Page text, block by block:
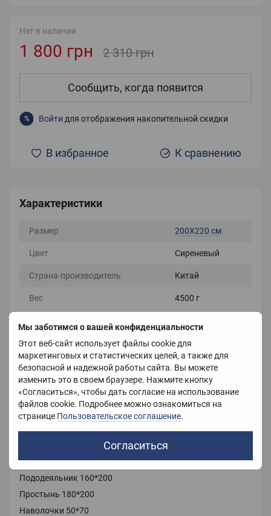
Мы заботимся о вашей конфиденциальности
Этот веб-сайт использует файлы cookie для
маркетинговых и статистических целей, а также для
безопасной и надежной работы сайта. Вы можете
изменить это в своем браузере. Нажмите кнопку
«Согласиться», чтобы дать согласие на использование
файлов cookie. Подробнее можно ознакомиться на
странице Пользовательское соглашение.
Согласиться
Нет в наличии
1 800 грн 2 310 грн
Сообщить, когда появится
% Войти для отображения накопительной скидки
В избранное К сравнению
Характеристики
Размер 200Х220 см
Цвет Сиреневый
Страна-производитель Китай
Вес 4500 г
Описание
Плюшевое постельное белье (велюровое) из
микрофибры
Размер Евро :
Пододеяльник 200*220
Размер полуторный :
Пододеяльник 160*200
Простынь 180*200
Наволочки 50*70